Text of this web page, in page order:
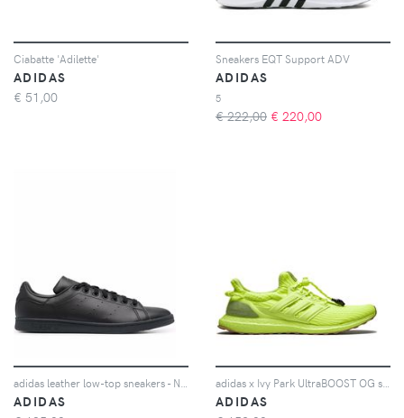
Ciabatte 'Adilette'
ADIDAS
€ 51,00
Sneakers EQT Support ADV
ADIDAS
5
€ 222,00 € 220,00
ADIDAS
ADIDAS